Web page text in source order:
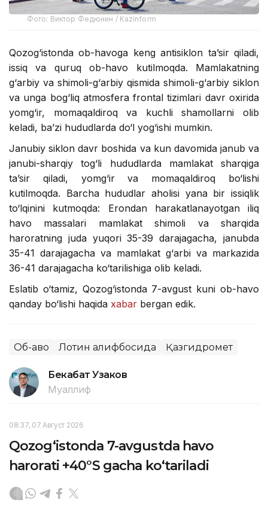
Фото: Виктор Федюнин / Kazinform
Qozog‘istonda ob-havoga keng antisiklon ta’sir qiladi,
issiq va quruq ob-havo kutilmoqda. Mamlakatning
g‘arbiy va shimoli-g‘arbiy qismida shimoli-g‘arbiy siklon
va unga bog‘liq atmosfera frontal tizimlari davr oxirida
yomg‘ir, momaqaldiroq va kuchli shamollarni olib
keladi, ba’zi hududlarda do‘l yog‘ishi mumkin.
Janubiy siklon davr boshida va kun davomida janub va
janubi-sharqiy tog‘li hududlarda mamlakat sharqiga
ta’sir qiladi, yomg‘ir va momaqaldiroq bo‘lishi
kutilmoqda. Barcha hududlar aholisi yana bir issiqlik
to‘lqinini kutmoqda: Erondan harakatlanayotgan iliq
havo massalari mamlakat shimoli va sharqida
haroratning juda yuqori 35-39 darajagacha, janubda
35-41 darajagacha va mamlakat g‘arbi va markazida
36-41 darajagacha ko‘tarilishiga olib keladi.
Eslatib o‘tamiz, Qozog‘istonda 7-avgust kuni ob-havo
qanday bo‘lishi haqida xabar bergan edik.
Об-ҳаво Лотин алифбосида Қазгидромет
Бекабат Узаков
Муаллиф
08:37, 07 Август 2026
Qozog‘istonda 7-avgustda havo
harorati +40°S gacha ko‘tariladi